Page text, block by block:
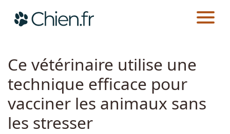
Races
CHIEN.FR ACTUALITÉS
Ce vétérinaire utilise une
technique efficace pour
vacciner les animaux sans
les stresser